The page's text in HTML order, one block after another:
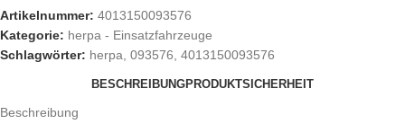
Artikelnummer: 4013150093576
Kategorie: herpa - Einsatzfahrzeuge
Schlagwörter: herpa, 093576, 4013150093576
BESCHREIBUNGPRODUKTSICHERHEIT
Beschreibung